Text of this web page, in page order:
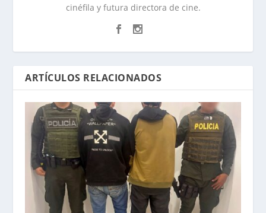
cinéfila y futura directora de cine.
ARTÍCULOS RELACIONADOS